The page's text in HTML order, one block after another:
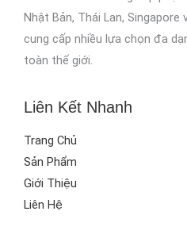
Nhật Bản, Thái Lan,
cung cấp nhiều lựa chọn đa
toàn thế giới.
Liên Kết Nhanh
Trang Chủ
Sản Phẩm
Giới Thiệu
Liên Hệ